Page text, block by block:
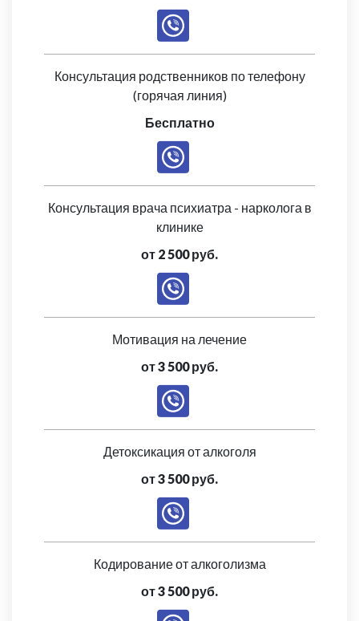
Консультация родственников по телефону
(горячая линия)
Бесплатно
Консультация врача психиатра - нарколога в
клинике
от 2 500 руб.
Мотивация на лечение
от 3 500 руб.
Детоксикация от алкоголя
от 3 500 руб.
Кодирование от алкоголизма
от 3 500 руб.